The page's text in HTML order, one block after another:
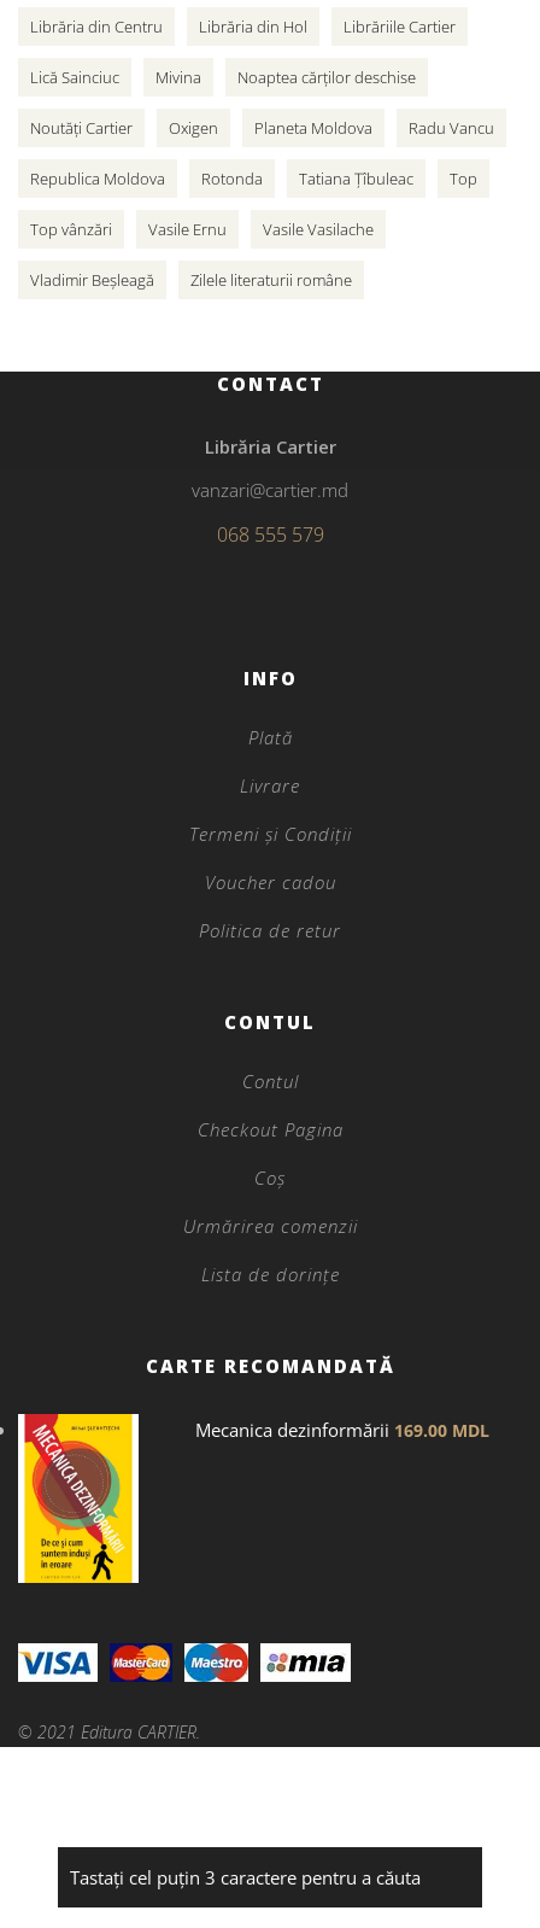
Librăria din Centru Librăria din Hol Librăriile Cartier
Lică Sainciuc Mivina Noaptea cărților deschise
Noutăți Cartier Oxigen Planeta Moldova Radu Vancu
Republica Moldova Rotonda Tatiana Țîbuleac Top
Top vânzări Vasile Ernu Vasile Vasilache
Vladimir Beșleagă Zilele literaturii române
CONTACT
Librăria Cartier
vanzari@cartier.md
068 555 579
INFO
Plată
Livrare
Termeni și Condiții
Voucher cadou
Politica de retur
CONTUL
Contul
Checkout Pagina
Coș
Urmărirea comenzii
Lista de dorințe
CARTE RECOMANDATĂ
Mecanica dezinformării 169.00 MDL
© 2021 Editura CARTIER.